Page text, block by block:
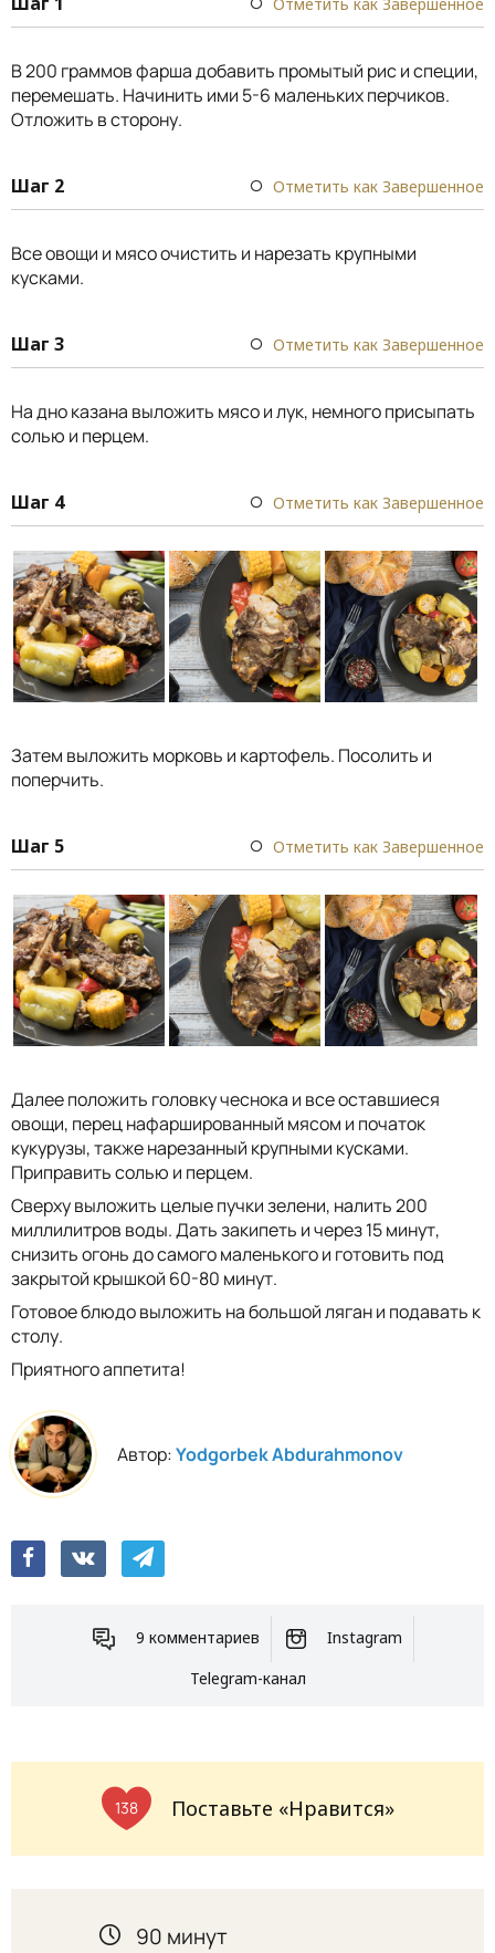
В 200 граммов фарша добавить промытый рис и специи,
перемешать. Начинить ими 5-6 маленьких перчиков.
Отложить в сторону.
Шаг 2 Отметить как Завершенное
Все овощи и мясо очистить и нарезать крупными
кусками.
Шаг 3 Отметить как Завершенное
На дно казана выложить мясо и лук, немного присыпать
солью и перцем.
Шаг 4 Отметить как Завершенное
Затем выложить морковь и картофель. Посолить и
поперчить.
Шаг 5 Отметить как Завершенное
Далее положить головку чеснока и все оставшиеся
овощи, перец нафаршированный мясом и початок
кукурузы, также нарезанный крупными кусками.
Приправить солью и перцем.
Сверху выложить целые пучки зелени, налить 200
миллилитров воды. Дать закипеть и через 15 минут,
снизить огонь до самого маленького и готовить под
закрытой крышкой 60-80 минут.
Готовое блюдо выложить на большой ляган и подавать к
столу.
Приятного аппетита!
Автор:Yodgorbek Abdurahmonov
9 комментариев
Instagram
Telegram-канал
138 Поставьте «Нравится»
90 минут